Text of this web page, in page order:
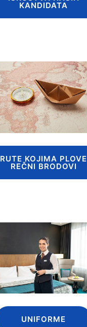
KANDIDATA
RUTE KOJIMA PLOVE
REČNI BRODOVI
UNIFORME